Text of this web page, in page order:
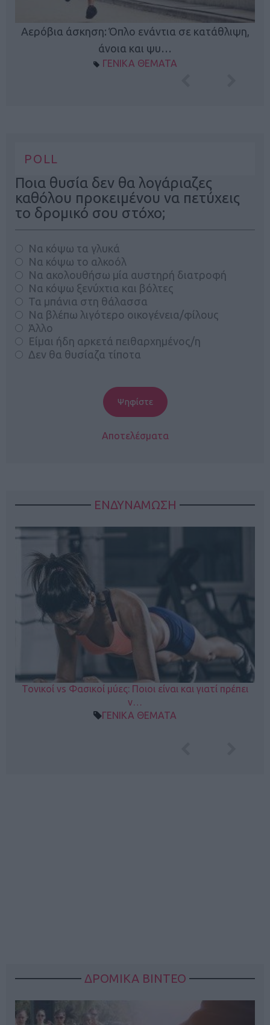
Αερόβια άσκηση: Όπλο ενάντια σε κατάθλιψη,
άνοια και ψυ…
ΓΕΝΙΚΑ ΘΕΜΑΤΑ
POLL
Ποια θυσία δεν θα λογάριαζες
καθόλου προκειμένου να πετύχεις
το δρομικό σου στόχο;
Να κόψω τα γλυκά
Να κόψω το αλκοόλ
Να ακολουθήσω μία αυστηρή διατροφή
Να κόψω ξενύχτια και βόλτες
Τα μπάνια στη θάλασσα
Να βλέπω λιγότερο οικογένεια/φίλους
Άλλο
Είμαι ήδη αρκετά πειθαρχημένος/η
Δεν θα θυσίαζα τίποτα
Αποτελέσματα
ΕΝΔΥΝΑΜΩΣΗ
Τονικοί vs Φασικοί μύες: Ποιοι είναι και γιατί πρέπει
ν…
ΓΕΝΙΚΑ ΘΕΜΑΤΑ
ΔΡΟΜΙΚΑ ΒΙΝΤΕΟ